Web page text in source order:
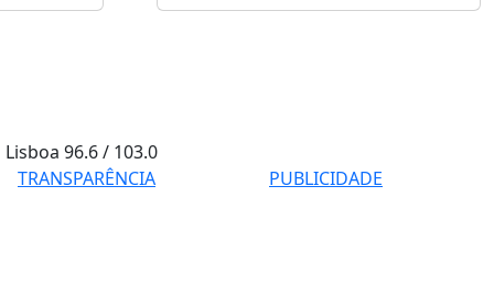
Lisboa96.6 / 103.0
TRANSPARÊNCIA
PUBLICIDADE